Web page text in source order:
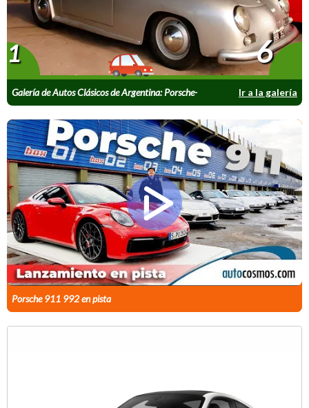
Galería de Autos Clásicos de Argentina: Porsche-
TERAM Puntero
Ir a la galería
1 6
Porsche 911 992 en pista